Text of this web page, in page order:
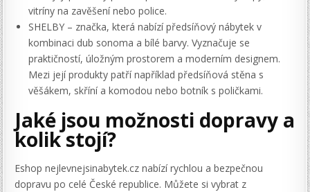
vitríny na zavěšení nebo police.
SHELBY – značka, která nabízí předsíňový nábytek v
kombinaci dub sonoma a bílé barvy. Vyznačuje se
praktičností, úložným prostorem a moderním designem.
Mezi její produkty patří například předsíňová stěna s
věšákem, skříní a komodou nebo botník s poličkami.
Jaké jsou možnosti dopravy a
kolik stojí?
Eshop nejlevnejsinabytek.cz nabízí rychlou a bezpečnou
dopravu po celé České republice. Můžete si vybrat z